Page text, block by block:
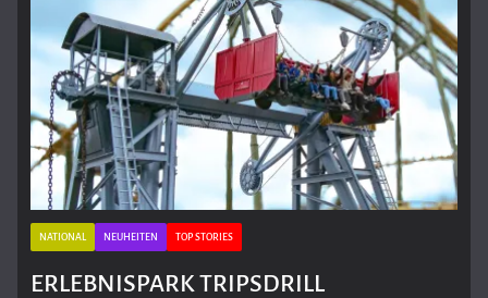
NATIONAL NEUHEITEN TOP STORIES
ERLEBNISPARK TRIPSDRILL